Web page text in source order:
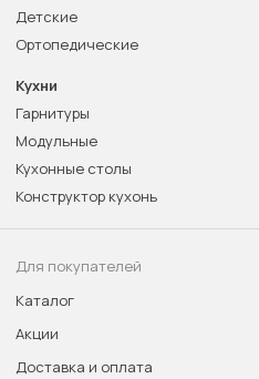
Детские
Ортопедические
Кухни
Гарнитуры
Модульные
Кухонные столы
Конструктор кухонь
Для покупателей
Каталог
Акции
Доставка и оплата